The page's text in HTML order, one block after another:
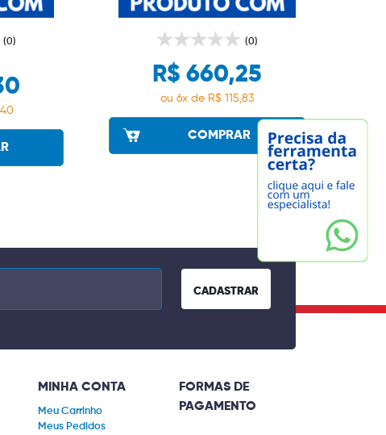
(0) (0)
R$ 660,25
ou 6x de R$ 115,83
COMPRAR
CADASTRAR
MINHA CONTA
Meu Carrinho
Meus Pedidos
FORMAS DE
PAGAMENTO